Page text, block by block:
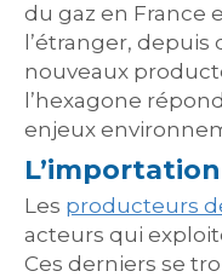
du gaz en France
l’étranger,
nouveaux
l’hexagone
enjeux
Les producteurs
acteurs qui
Ces derniers se